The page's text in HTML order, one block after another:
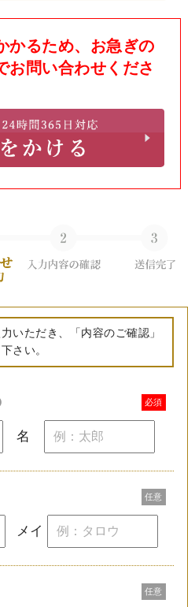
かるため、お急ぎの
お問い合わせくださ
いただき、「内容のご確認」
さい。
必須
名
任意
メイ
任意